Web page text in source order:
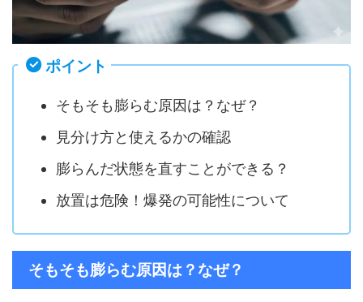
ポイント
そもそも膨らむ原因は？なぜ？
見分け方と使えるかの確認
膨らんだ状態を直すことができる？
放置は危険！爆発の可能性について
そもそも膨らむ原因は？なぜ？